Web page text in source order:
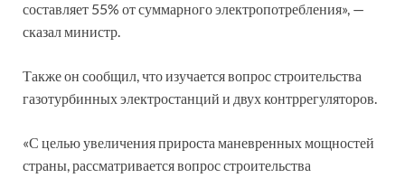
составляет 55% от суммарного электропотребления», —
сказал министр.
Также он сообщил, что изучается вопрос строительства
газотурбинных электростанций и двух контррегуляторов.
«С целью увеличения прироста маневренных мощностей
страны, рассматривается вопрос строительства